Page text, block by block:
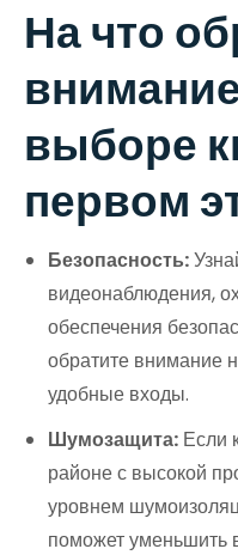
На что
выборе
первом
Безопасность:
видеонаблюдения,
обеспечения
обратите внимание
удобные входы.
Шумозащита: Если
районе с высокой
уровнем
поможет уменьшить